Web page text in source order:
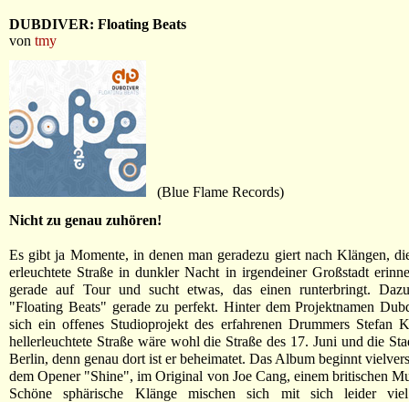
DUBDIVER: Floating Beats
von tmy
(Blue Flame Records)
Nicht zu genau zuhören!
Es gibt ja Momente, in denen man geradezu giert nach Klängen,
erleuchtete Straße in dunkler Nacht in irgendeiner Großstadt
gerade auf Tour und sucht etwas, das einen runterbringt.
"Floating Beats" gerade zu perfekt. Hinter dem Projektnamen
sich ein offenes Studioprojekt des erfahrenen Drummers Stefan
hellerleuchtete Straße wäre wohl die Straße des 17. Juni und die
Berlin, denn genau dort ist er beheimatet. Das Album beginnt
dem Opener "Shine", im Original von Joe Cang, einem britischen
Schöne sphärische Klänge mischen sich mit sich leider